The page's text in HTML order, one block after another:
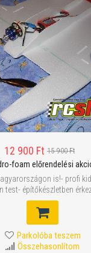
12 900 Ft 15 900 Ft
foam előrendelési
is!- profi
test- építőkészletben
Parkolóba teszem
Összehasonlítom